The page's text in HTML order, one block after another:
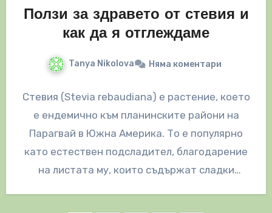
Ползи за здравето от стевия и
как да я отглеждаме
Tanya Nikolova Няма коментари
Стевия (Stevia rebaudiana) е растение, което
е ендемично към планинските райони на
Парагвай в Южна Америка. То е популярно
като естествен подсладител, благодарение
на листата му, които съдържат сладки